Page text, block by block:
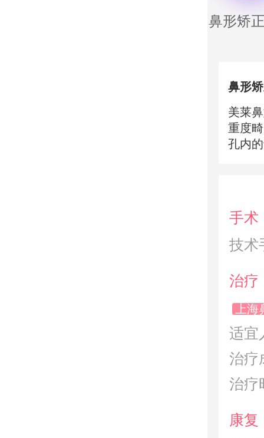
鼻形矫
鼻形
美莱
重度
孔内
手术
技术
治疗
上
适宜
治疗
治疗
康复